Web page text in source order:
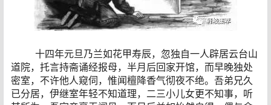
十四年元旦乃兰如花甲寿辰，忽独自一人辟居云台山
道院，托言持斋诵经报母，半月后回家开馆，而早晚独处
密室，不许他人窥伺，惟闻檀降香气彻夜不绝。吾弟兄久
已分居，伊继室年轻不知道理，二三小儿女更不知事，听